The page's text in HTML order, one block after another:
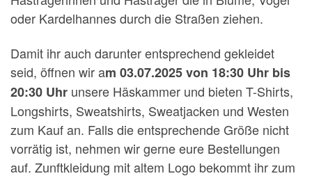
oder Kardelhannes durch die Straßen ziehen.
Damit ihr auch darunter entsprechend gekleidet
seid, öffnen wir am 03.07.2025 von 18:30 Uhr bis
20:30 Uhr unsere Häskammer und bieten T-Shirts,
Longshirts, Sweatshirts, Sweatjacken und Westen
zum Kauf an. Falls die entsprechende Größe nicht
vorrätig ist, nehmen wir gerne eure Bestellungen
auf. Zunftkleidung mit altem Logo bekommt ihr zum